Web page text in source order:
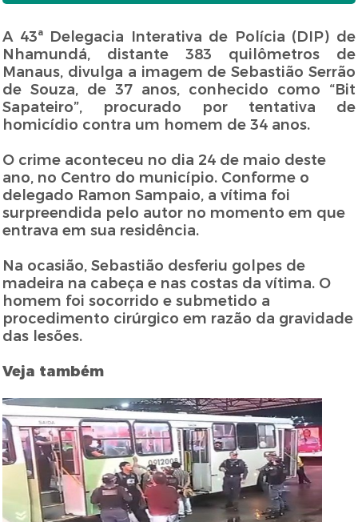
A 43ª Delegacia Interativa de Polícia (DIP) de
Nhamundá, distante 383 quilômetros de
Manaus, divulga a imagem de Sebastião Serrão
de Souza, de 37 anos, conhecido como “Bit
Sapateiro”, procurado por tentativa de
homicídio contra um homem de 34 anos.
O crime aconteceu no dia 24 de maio deste
ano, no Centro do município. Conforme o
delegado Ramon Sampaio, a vítima foi
surpreendida pelo autor no momento em que
entrava em sua residência.
Na ocasião, Sebastião desferiu golpes de
madeira na cabeça e nas costas da vítima. O
homem foi socorrido e submetido a
procedimento cirúrgico em razão da gravidade
das lesões.
Veja também